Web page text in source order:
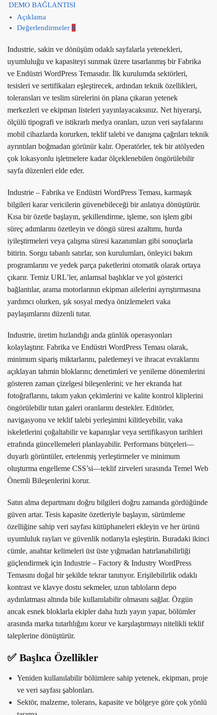
DEMO BAĞLANTISI
Açıklama
Değerlendirmeler 0
Industrie, sakin ve dönüşüm odaklı sayfalarla yetenekleri,
uyumluluğu ve kapasiteyi sunmak üzere tasarlanmış bir Fabrika
ve Endüstri WordPress Temasıdır. İlk kurulumda sektörleri,
tesisleri ve sertifikaları eşleştirecek, ardından teknik özellikleri,
toleransları ve teslim sürelerini ön plana çıkaran yetenek
merkezleri ve ekipman listeleri yayınlayacaksınız. Net hiyerarşi,
ölçülü tipografi ve istikrarlı medya oranları, uzun veri sayfalarını
mobil cihazlarda korurken, teklif talebi ve danışma çağrıları teknik
ayrıntıları boğmadan görünür kalır. Operatörler, tek bir atölyeden
çok lokasyonlu işletmelere kadar ölçeklenebilen öngörülebilir
sayfa düzenleri elde eder.
Industrie – Fabrika ve Endüstri WordPress Teması, karmaşık
bilgileri karar vericilerin güvenebileceği bir anlatıya dönüştürür.
Kısa bir özetle başlayın, şekillendirme, işleme, son işlem gibi
süreç adımlarını özetleyin ve döngü süresi azaltımı, hurda
iyileştirmeleri veya çalışma süresi kazanımları gibi sonuçlarla
bitirin. Sorgu tabanlı satırlar, son kurulumları, önleyici bakım
programlarını ve yedek parça paketlerini otomatik olarak ortaya
çıkarır. Temiz URL’ler, anlamsal başlıklar ve yol gösterici
bağlantılar, arama motorlarının ekipman ailelerini ayrıştırmasına
yardımcı olurken, şık sosyal medya önizlemeleri vaka
paylaşımlarını düzenli tutar.
Industrie, üretim hızlandığı anda günlük operasyonları
kolaylaştırır. Fabrika ve Endüstri WordPress Teması olarak,
minimum sipariş miktarlarını, paletlemeyi ve ihracat evraklarını
açıklayan tahmin bloklarını; denetimleri ve yenileme dönemlerini
gösteren zaman çizelgesi bileşenlerini; ve her ekranda hat
fotoğraflarını, takım yakın çekimlerini ve kalite kontrol kliplerini
öngörülebilir tutan galeri oranlarını destekler. Editörler,
navigasyonu ve teklif talebi yerleşimini kilitleyebilir, vaka
iskeletlerini çoğaltabilir ve kapanışlar veya sertifikasyon tarihleri ​​
etrafında güncellemeleri planlayabilir. Performans bütçeleri—
duyarlı görüntüler, ertelenmiş yerleştirmeler ve minimum
oluşturma engelleme CSS’si—teklif zirveleri sırasında Temel Web
Önemli Bileşenlerini korur.
Satın alma departmanı doğru bilgileri doğru zamanda gördüğünde
güven artar. Tesis kapasite özetleriyle başlayın, sürümleme
özelliğine sahip veri sayfası kütüphaneleri ekleyin ve her ürünü
uyumluluk rayları ve güvenlik notlarıyla eşleştirin. Buradaki ikinci
cümle, anahtar kelimeleri üst üste yığmadan hatırlanabilirliği
güçlendirmek için Industrie – Factory & Industry WordPress
Temasını doğal bir şekilde tekrar tanıtıyor. Erişilebilirlik odaklı
kontrast ve klavye dostu sekmeler, uzun tabloların depo
aydınlatması altında bile kullanılabilir olmasını sağlar. Özgün
ancak esnek bloklarla ekipler daha hızlı yayın yapar, bölümler
arasında marka tutarlılığını korur ve karşılaştırmayı nitelikli teklif
taleplerine dönüştürür.
✅ Başlıca Özellikler
Yeniden kullanılabilir bölümlere sahip yetenek, ekipman, proje
ve veri sayfası şablonları.
Sektör, malzeme, tolerans, kapasite ve bölgeye göre çok yönlü